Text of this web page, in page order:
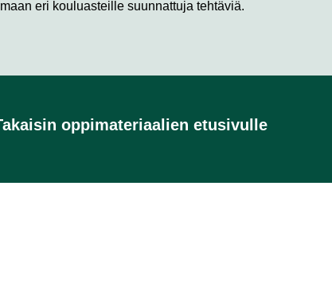
eri kouluasteille suunnattuja tehtäviä.
oppimateriaalien etusivulle